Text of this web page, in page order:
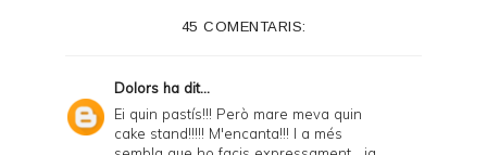
45 COMENTARIS:
Dolors ha dit...
Ei quin pastís!!! Però mare meva quin
cake stand!!!!! M'encanta!!! I a més